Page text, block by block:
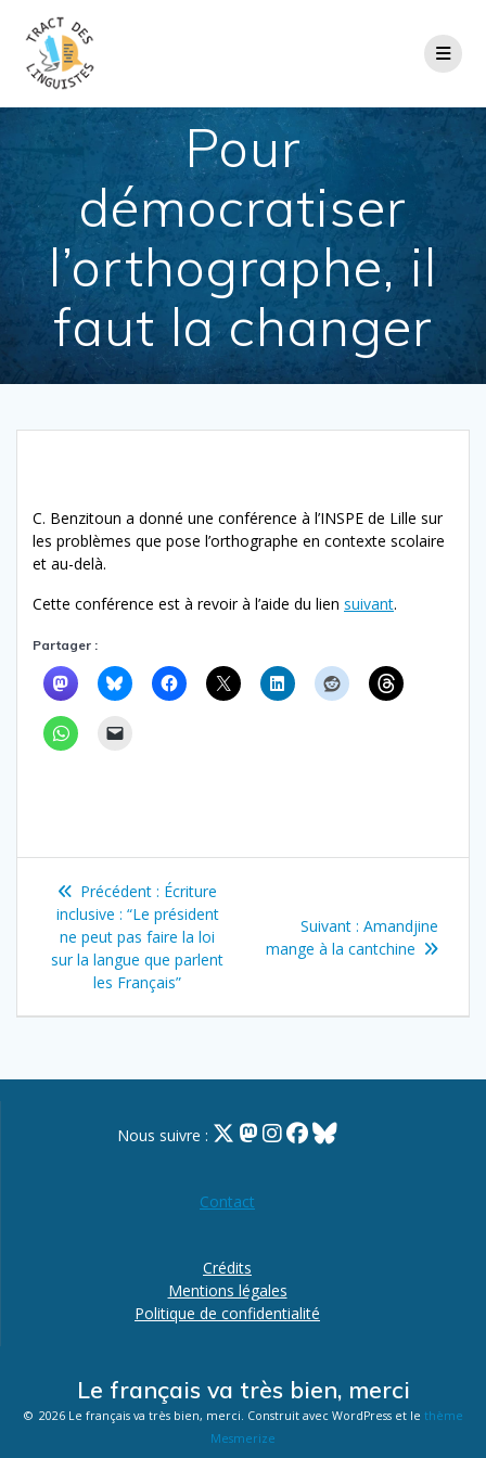
Pour
démocratiser
l’orthographe, il
faut la changer
C. Benzitoun a donné une conférence à l’INSPE de Lille sur
les problèmes que pose l’orthographe en contexte scolaire
et au-delà.
Cette conférence est à revoir à l’aide du lien suivant.
Partager :
Navigation
de
l’article
Précédent : Article
précédent
:
Écriture
inclusive : “Le président
ne peut pas faire la loi
sur la langue que parlent
les Français”
Suivant : Article
suivant
Amandjine
mange à la cantchine
Nous suivre :
Contact
Crédits
Mentions légales
Politique de confidentialité
Le français va très bien, merci
© 2026 Le français va très bien, merci. Construit avec WordPress et le thème
Mesmerize